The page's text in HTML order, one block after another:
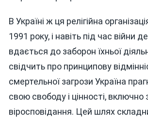
В Україні ж ця релігійна
1991 року, і навіть під час війни
вдається до заборон їхньої
свідчить про принципову
смертельної загрози Україна
свою свободу і цінності, включно
віросповідання. Цей шлях